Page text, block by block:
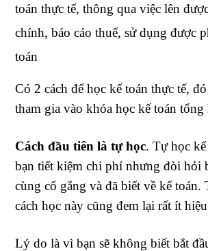
toán thực tế, thông qua việc lên
chính, báo cáo thuế, sử dụng được
toán
Có 2 cách để học kế toán thực tế,
tham gia vào khóa học kế toán
Cách đầu tiên là tự học. Tự học
bạn tiết kiệm chi phí nhưng đòi hỏi
cùng cố gắng và đã biết về kế toán.
cách học này cũng đem lại rất ít
Lý do là vì bạn sẽ không biết bắt